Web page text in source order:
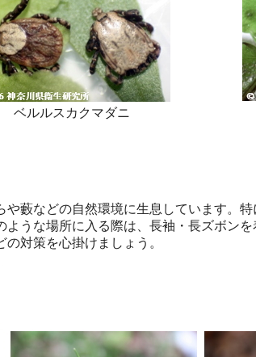
ベルルスカクマダニ
藪などの自然環境に生息しています。
うな場所に入る際は、長袖・長ズボン
対策を心掛けましょう。